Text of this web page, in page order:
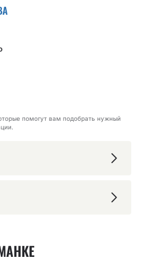
помогут вам подобрать нужный